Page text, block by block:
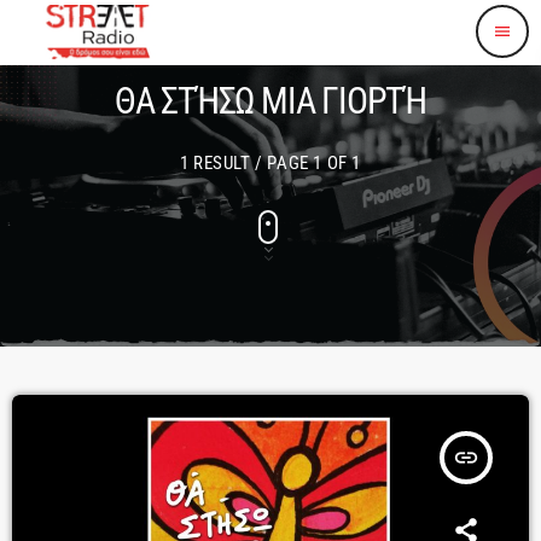
menu
ΘΑ ΣΤΉΣΩ ΜΙΑ ΓΙΟΡΤΉ
1 RESULT / PAGE 1 OF 1
insert_link